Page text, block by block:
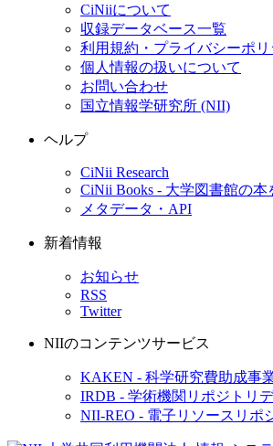
CiNiiについて
収録データベース一覧
利用規約・プライバシーポリ
個人情報の扱いについて
お問い合わせ
国立情報学研究所 (NII)
ヘルプ
CiNii Research
CiNii Books - 大学図書館の本
メタデータ・API
新着情報
お知らせ
RSS
Twitter
NIIのコンテンツサービス
KAKEN - 科学研究費助成事
IRDB - 学術機関リポジトリ
NII-REO - 電子リソースリポ